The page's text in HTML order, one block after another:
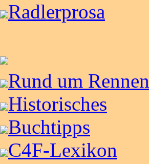
Radlerprosa
Rund um Rennen
Historisches
Buchtipps
C4F-Lexikon